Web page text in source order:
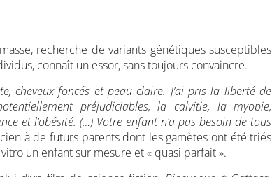
recherche de variants génétiques susceptibles
connaît un essor, sans toujours convaincre.
cheveux foncés et peau claire. J’ai pris la liberté de
préjudiciables, la calvitie, la myopie,
et l’obésité. (…) Votre enfant n’a pas besoin de tous
à de futurs parents dont les gamètes ont été triés
un enfant sur mesure et « quasi parfait ».